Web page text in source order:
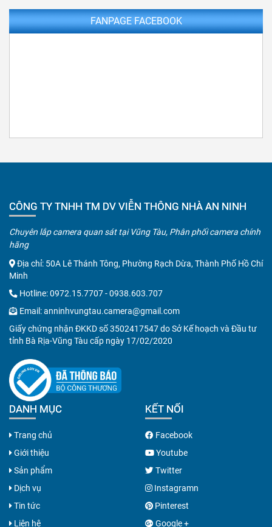
FANPAGE FACEBOOK
CÔNG TY TNHH TM DV VIỄN THÔNG NHÀ AN NINH
Chuyên lắp camera quan sát tại Vũng Tàu, Phân phối camera chính
hãng
Địa chỉ: 50A Lê Thánh Tông, Phường Rạch Dừa, Thành Phố Hồ Chí
Minh
Hotline:0972.15.7707-0938.603.707
Email:anninhvungtau.camera@gmail.com
Giấy chứng nhận ĐKKD số 3502417547 do Sở Kế hoạch và Đầu tư
tỉnh Bà Rịa-Vũng Tàu cấp ngày 17/02/2020
DANH MỤC
Trang chủ
Giới thiệu
Sản phẩm
Dịch vụ
Tin tức
Liên hệ
KẾT NỐI
Facebook
Youtube
Twitter
Instagramn
Pinterest
Google +